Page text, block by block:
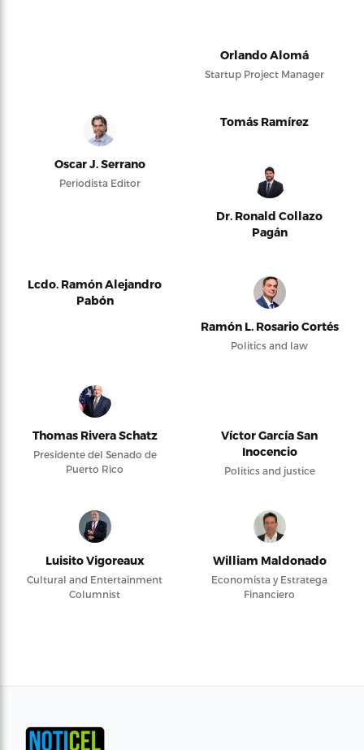
Orlando Alomá
Startup Project Manager
Oscar J. Serrano
Periodista Editor
Tomás Ramírez
Dr. Ronald Collazo
Pagán
Lcdo. Ramón Alejandro
Pabón
Ramón L. Rosario Cortés
Politics and law
Thomas Rivera Schatz
Presidente del Senado de
Puerto Rico
Víctor García San
Inocencio
Politics and justice
Luisito Vigoreaux
Cultural and Entertainment
Columnist
William Maldonado
Economista y Estratega
Financiero